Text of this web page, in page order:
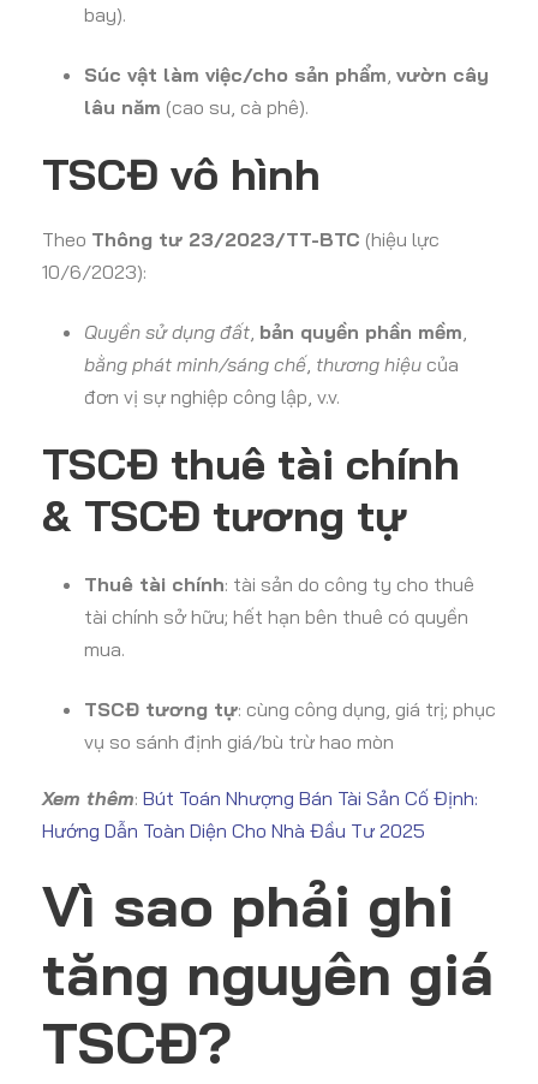
bay).
Súc vật làm việc/cho sản phẩm vườn cây
lâu năm (cao su, cà phê).
TSCĐ vô hình
Theo Thông tư 23/2023/TT-BTC (hiệu lực
10/6/2023):
Quyền sử dụng đất bản quyền phần mềm
bằng phát minh/sáng chế, thương hiệu của
đơn vị sự nghiệp công lập, v.v.
TSCĐ thuê tài chính
& TSCĐ tương tự
Thuê tài chính: tài sản do công ty cho thuê
tài chính sở hữu; hết hạn bên thuê có quyền
mua.
TSCĐ tương tự: cùng công dụng, giá trị; phục
vụ so sánh định giá/bù trừ hao mòn
Xem thêm: Bút Toán Nhượng Bán Tài Sản Cố Định:
Hướng Dẫn Toàn Diện Cho Nhà Đầu Tư 2025
Vì sao phải ghi
tăng nguyên giá
TSCĐ?